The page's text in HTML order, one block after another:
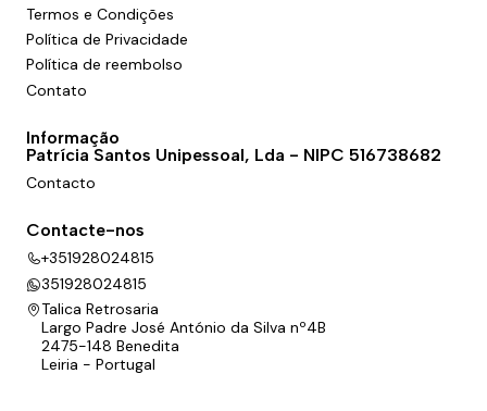
Termos e Condições
Política de Privacidade
Política de reembolso
Contato
Informação
Patrícia Santos Unipessoal, Lda - NIPC 516738682
Contacto
Contacte-nos
+351928024815
351928024815
Talica Retrosaria
Largo Padre José António da Silva nº4B
2475-148 Benedita
Leiria - Portugal